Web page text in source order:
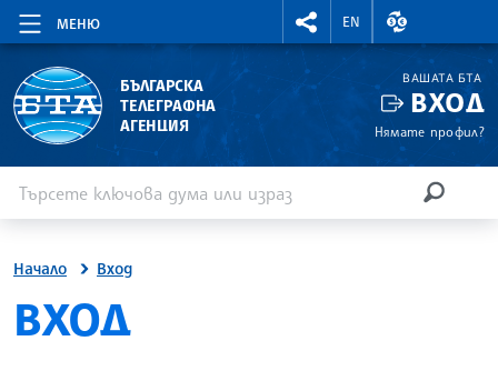
МЕНЮ
RIGHTMENU.SOCIAL
EN
ВАЛУТНИ
БЪЛГАРСКА
ТЕЛЕГРАФНА
АГЕНЦИЯ
ВАШАТА БТА
ВХОД
Нямате профил?
Начало Вход
SITE.BTA
ВХОД